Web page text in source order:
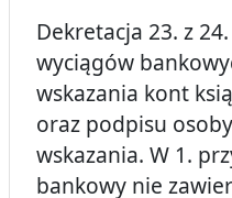
Dekretacja 23. z
wyciągów
wskazania kont
oraz podpisu
wskazania. W 1.
bankowy nie